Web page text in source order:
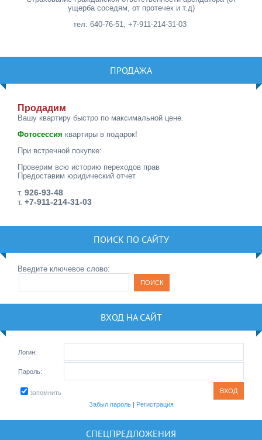
ущерба соседям, от протечек и т.д)
тел: 640-76-51, +7-911-214-31-03
ПРОДАЖА
Продадим
Вашу квартиру быстро по максимальной цене.
Фотосессия квартиры в подарок!
При встречной покупке:
Проверим всю историю переходов прав
Предоставим юридический отчет
т. 926-93-48
т. +7-911-214-31-03
ПОИСК ПО САЙТУ
Введите ключевое слово:
ВХОД НА САЙТ
Логин:
Пароль:
запомнить
Забыл пароль| Регистрация
СПЕЦПРЕДЛОЖЕНИЯ